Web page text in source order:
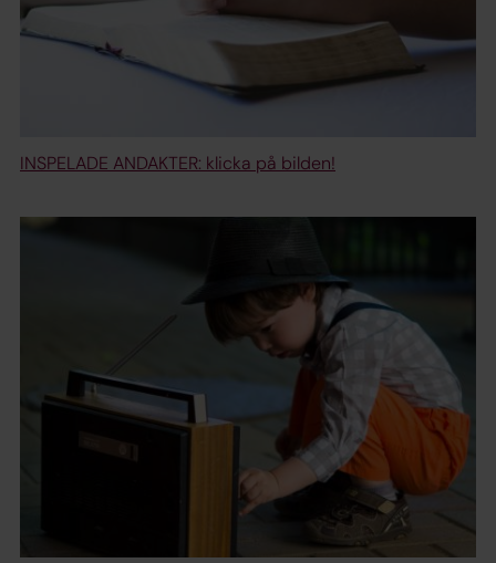
INSPELADE ANDAKTER: klicka på bilden!